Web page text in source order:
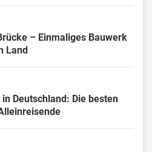
– Einmaliges Bauwerk
Land
Deutschland: Die besten